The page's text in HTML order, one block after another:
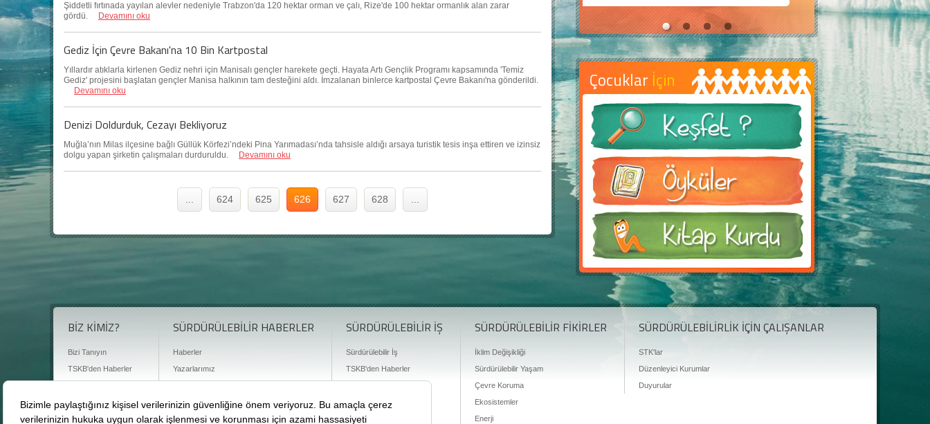
Şiddetli fırtınada yayılan alevler nedeniyle Trabzon'da 120 hektar orman ve çalı, Rize'de 100 hektar ormanlık alan zarar
gördü.
Devamını oku
Gediz İçin Çevre Bakanı'na 10 Bin Kartpostal
Yıllardır atıklarla kirlenen Gediz nehri için Manisalı gençler harekete geçti. Hayata Artı Gençlik Programı kapsamında 'Temiz
Gediz' projesini başlatan gençler Manisa halkının tam desteğini aldı. İmzalanan binlerce kartpostal Çevre Bakanı'na gönderildi.
Devamını oku
Denizi Doldurduk, Cezayı Bekliyoruz
Muğla’nın Milas ilçesine bağlı Güllük Körfezi’ndeki Pina Yarımadası’nda tahsisle aldığı arsaya turistik tesis inşa ettiren ve izinsiz
dolgu yapan şirketin çalışmaları durduruldu.
Devamını oku
624 625 626 627 628
Çocuklar İçin
BİZ KİMİZ?
Bizi Tanıyın
TSKB'den Haberler
Basın Odası
Bize Ulaşın
SÜRDÜRÜLEBİLİR HABERLER
Haberler
Yazarlarımız
Sürdürülebilirlik Kütüphanesi
Karbon Sayacı
SÜRDÜRÜLEBİLİR İŞ
Sürdürülebilir İş
TSKB'den Haberler
SÜRDÜRÜLEBİLİR FİKİRLER
İklim Değişikliği
Sürdürülebilir Yaşam
Çevre Koruma
Ekosistemler
Enerji
SÜRDÜRÜLEBİLİRLİK İÇİN ÇALIŞANLAR
STK'lar
Düzenleyici Kurumlar
Duyurular